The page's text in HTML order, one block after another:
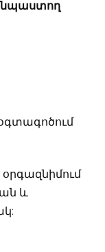
նպաստող
և